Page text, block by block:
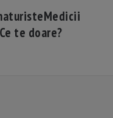
Medicii
Ce te doare?